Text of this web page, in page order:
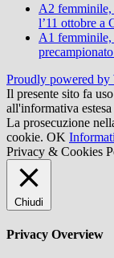
A2 femminile,
l’11 ottobre a
A1 femminile,
Proudly powered by
Il presente sito fa
all'informativa
La prosecuzione
cookie. OK
Privacy & Cookies
Chiudi
Privacy Overview